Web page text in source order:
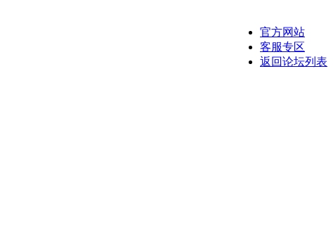
官方网站
客服专区
返回论坛列表